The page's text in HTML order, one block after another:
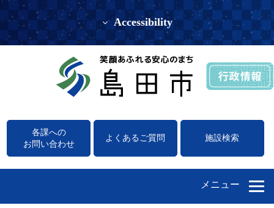
Accessibility
各課への
お問い合わせ
よくあるご質問 施設検索
メニュー